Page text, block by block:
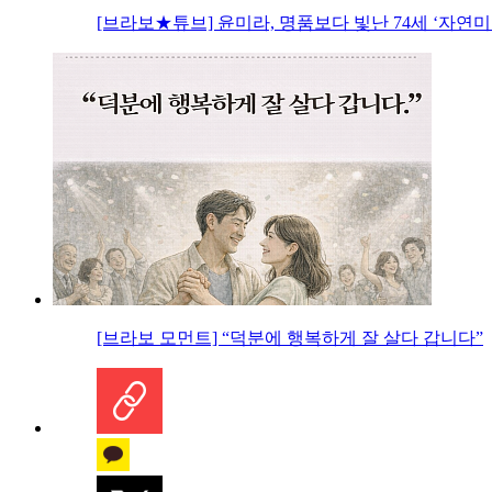
[브라보★튜브] 윤미라, 명품보다 빛난 74세 ‘자연미
[브라보 모먼트] “덕분에 행복하게 잘 살다 갑니다”